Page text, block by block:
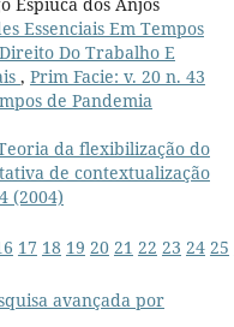
Essenciais Em Tempos
Do Trabalho E
, Prim Facie: v. 20 n. 43
de Pandemia
da flexibilização do
de contextualização
(2004)
17 18 19 20 21 22 23 24 25
avançada por